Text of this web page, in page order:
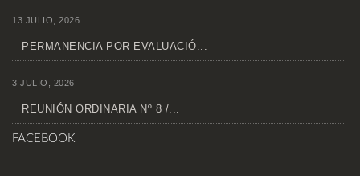
13 JULIO, 2026
PERMANENCIA POR EVALUACIÓ...
3 JULIO, 2026
REUNIÓN ORDINARIA Nº 8 /...
FACEBOOK